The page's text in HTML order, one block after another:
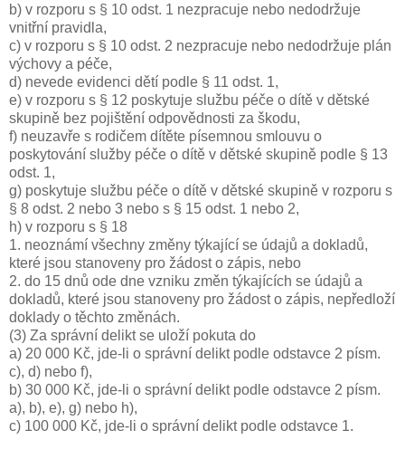
b) v rozporu s § 10 odst. 1 nezpracuje nebo nedodržuje
vnitřní pravidla,
c) v rozporu s § 10 odst. 2 nezpracuje nebo nedodržuje plán
výchovy a péče,
d) nevede evidenci dětí podle § 11 odst. 1,
e) v rozporu s § 12 poskytuje službu péče o dítě v dětské
skupině bez pojištění odpovědnosti za škodu,
f) neuzavře s rodičem dítěte písemnou smlouvu o
poskytování služby péče o dítě v dětské skupině podle § 13
odst. 1,
g) poskytuje službu péče o dítě v dětské skupině v rozporu s
§ 8 odst. 2 nebo 3 nebo s § 15 odst. 1 nebo 2,
h) v rozporu s § 18
1. neoznámí všechny změny týkající se údajů a dokladů,
které jsou stanoveny pro žádost o zápis, nebo
2. do 15 dnů ode dne vzniku změn týkajících se údajů a
dokladů, které jsou stanoveny pro žádost o zápis, nepředloží
doklady o těchto změnách.
(3) Za správní delikt se uloží pokuta do
a) 20 000 Kč, jde-li o správní delikt podle odstavce 2 písm.
c), d) nebo f),
b) 30 000 Kč, jde-li o správní delikt podle odstavce 2 písm.
a), b), e), g) nebo h),
c) 100 000 Kč, jde-li o správní delikt podle odstavce 1.